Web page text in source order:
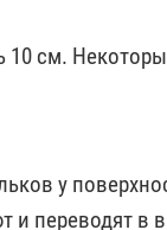
10 см.
у
и переводят в